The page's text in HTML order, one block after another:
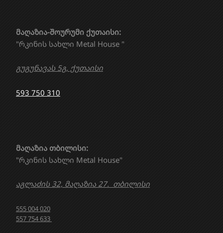
მაღაზია თბილისი:
"რკინის სახლი Metal House"
აგლაძის 32, მაღაზია 27. თბილისი
555 004 020
557 754 633
მაღაზია-შოურუმი ქუთაისი:
"რკინის სახლი Metal House "
გუგუნავას 5გ, ქუთაისი
593 750 310